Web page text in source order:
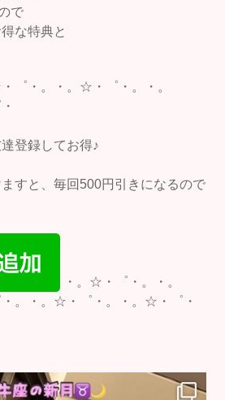
で
な特典と
゜・。・。☆・゜・。・。
登録してお得♪
すと、毎回500円引きになるので
・。☆・゜・。・。
。・。☆・゜・。・。☆・゜・